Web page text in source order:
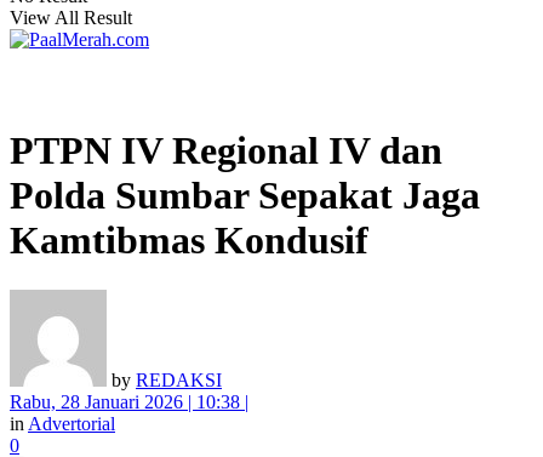
View All Result
PTPN IV Regional IV dan
Polda Sumbar Sepakat Jaga
Kamtibmas Kondusif
by REDAKSI
Rabu, 28 Januari 2026 | 10:38 |
in Advertorial
0